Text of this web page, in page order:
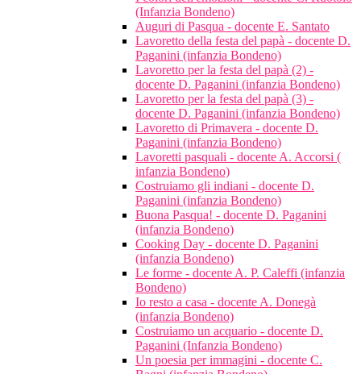
(Infanzia Bondeno)
Auguri di Pasqua - docente E. Santato
Lavoretto della festa del papà - docente D.
Paganini (infanzia Bondeno)
Lavoretto per la festa del papà (2) -
docente D. Paganini (infanzia Bondeno)
Lavoretto per la festa del papà (3) -
docente D. Paganini (infanzia Bondeno)
Lavoretto di Primavera - docente D.
Paganini (infanzia Bondeno)
Lavoretti pasquali - docente A. Accorsi (
infanzia Bondeno)
Costruiamo gli indiani - docente D.
Paganini (infanzia Bondeno)
Buona Pasqua! - docente D. Paganini
(infanzia Bondeno)
Cooking Day - docente D. Paganini
(infanzia Bondeno)
Le forme - docente A. P. Caleffi (infanzia
Bondeno)
Io resto a casa - docente A. Donegà
(infanzia Bondeno)
Costruiamo un acquario - docente D.
Paganini (Infanzia Bondeno)
Un poesia per immagini - docente C.